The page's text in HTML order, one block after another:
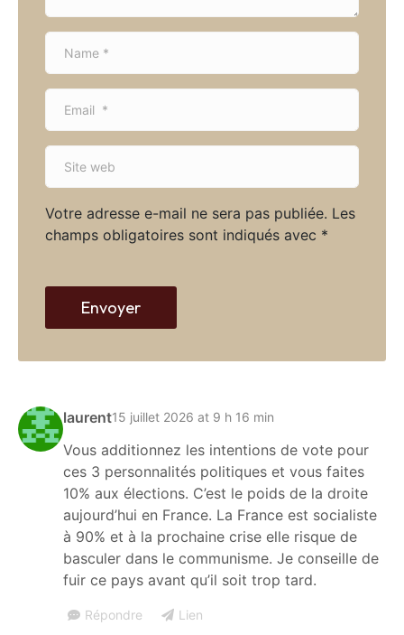
laurent15 juillet 2026 at 9 h 16 min
Vous additionnez les intentions de vote pour
ces 3 personnalités politiques et vous faites
10% aux élections. C’est le poids de la droite
aujourd’hui en France. La France est socialiste
à 90% et à la prochaine crise elle risque de
basculer dans le communisme. Je conseille de
fuir ce pays avant qu’il soit trop tard.
Répondre Lien
Votre adresse e-mail ne sera pas publiée. Les
champs obligatoires sont indiqués avec *
N
m
*
E
a
l
*
S
e
w
b
Envoyer